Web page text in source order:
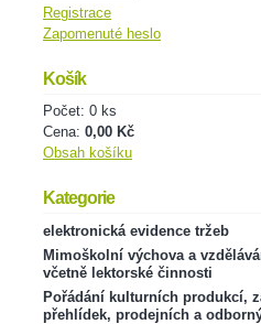
Registrace
Zapomenuté heslo
Košík
Počet: 0 ks
Cena: 0,00 Kč
Obsah košíku
Kategorie
elektronická evidence tržeb
Mimoškolní výchova a
včetně lektorské činnosti
Pořádání kulturních produkcí,
přehlídek, prodejních a